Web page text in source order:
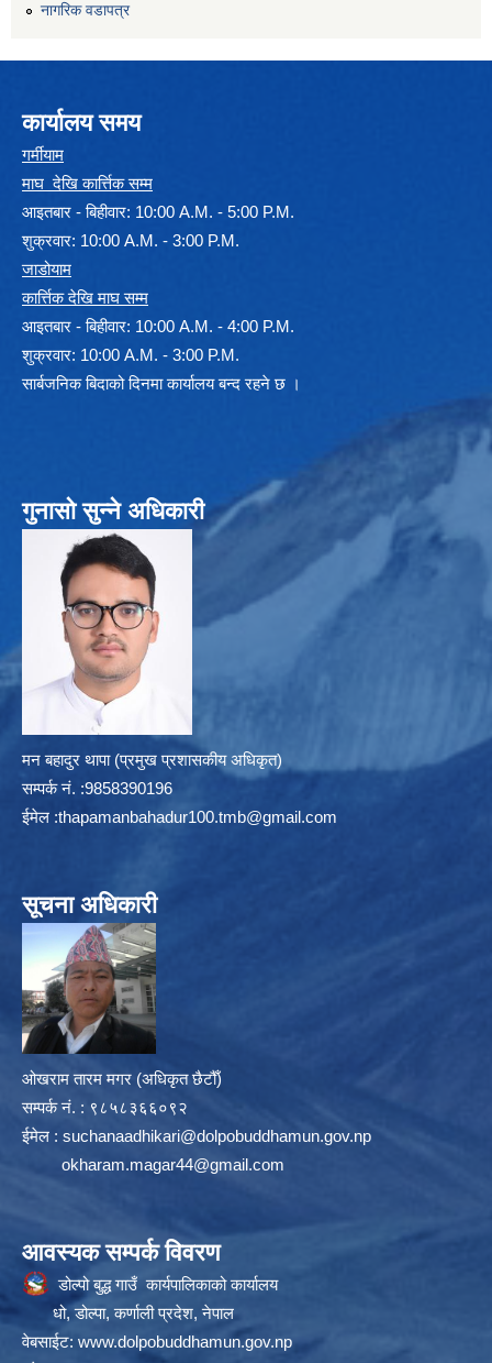
नागरिक वडापत्र
कार्यालय समय
गर्मीयाम
माघ देखि कार्त्तिक सम्म
आइतबार - बिहीवार: 10:00 A.M. - 5:00 P.M.
शुक्रवार: 10:00 A.M. - 3:00 P.M.
जाडोयाम
कार्त्तिक देखि माघ सम्म
आइतबार - बिहीवार: 10:00 A.M. - 4:00 P.M.
शुक्रवार: 10:00 A.M. - 3:00 P.M.
सार्बजनिक बिदाको दिनमा कार्यालय बन्द रहने छ ।
गुनासो सुन्ने अधिकारी
मन बहादुर थापा (प्रमुख प्रशासकीय अधिकृत)
सम्पर्क न‌ं. :9858390196
ईमेल :thapamanbahadur100.tmb@gmail.com
सूचना अधिकारी
ओखराम तारम मगर (अधिकृत छैटौँ)
सम्पर्क न‌ं. : ९८५८३६६०९२
ईमेल : suchanaadhikari@dolpobuddhamun.gov.np
okharam.magar44@gmail.com
आवस्यक सम्पर्क विवरण
डोल्पो बुद्ध गाउँ कार्यपालिकाको कार्यालय
धो, डोल्पा, कर्णाली प्रदेश, नेपाल
वेबसाईट: www.dolpobuddhamun.gov.np